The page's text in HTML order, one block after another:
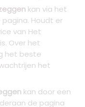
kan via het
Houdt er
van Het
Over het
het beste
het
kan door een
de pagina